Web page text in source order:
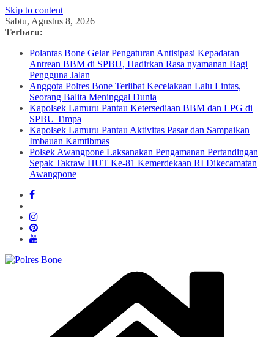
Skip to content
Sabtu, Agustus 8, 2026
Terbaru:
Polantas Bone Gelar Pengaturan Antisipasi Kepadatan
Antrean BBM di SPBU, Hadirkan Rasa nyamanan Bagi
Pengguna Jalan
Anggota Polres Bone Terlibat Kecelakaan Lalu Lintas,
Seorang Balita Meninggal Dunia
Kapolsek Lamuru Pantau Ketersediaan BBM dan LPG di
SPBU Timpa
Kapolsek Lamuru Pantau Aktivitas Pasar dan Sampaikan
Imbauan Kamtibmas
Polsek Awangpone Laksanakan Pengamanan Pertandingan
Sepak Takraw HUT Ke-81 Kemerdekaan RI Dikecamatan
Awangpone